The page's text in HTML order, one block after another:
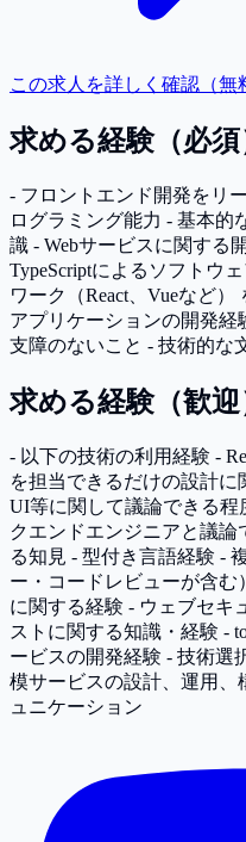
この求人を詳しく確認（無
求める経験（必須
- フロントエンド開発をリ
ログラミング能力 - 基本的
識 - Webサービスに関する
TypeScriptによるソフトウ
ワーク（React、Vueなど
アプリケーションの開発経
支障のないこと - 技術的な
求める経験（歓迎
- 以下の技術の利用経験 -
を担当できるだけの設計に
UI等に関して議論できる程
クエンドエンジニアと議
る知見 - 型付き言語経験 -
ー・コードレビューが含む
に関する経験 - ウェブセキ
ストに関する知識・経験 -
ービスの開発経験 - 技術選
模サービスの設計、運用、
ュニケーション